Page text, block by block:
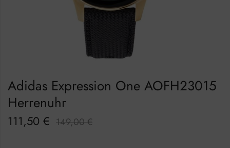
Adidas Expression One AOFH23015
Herrenuhr
111,50 € 149,00€